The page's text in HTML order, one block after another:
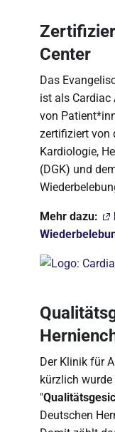
Center
Das
ist als Cardiac
von
zertifiziert von
Kardiologie,
(DGK) und
Mehr dazu:
Der Klinik für
kürzlich wurde
"
Deutschen